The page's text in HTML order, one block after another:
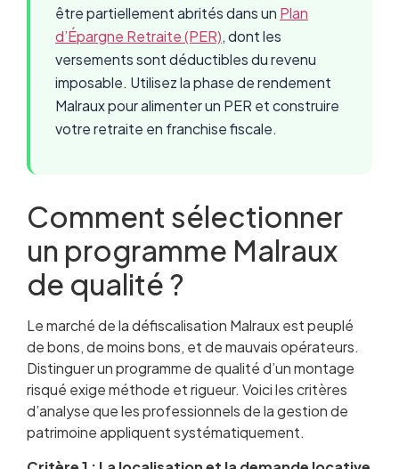
être partiellement abrités dans un Plan
d’Épargne Retraite (PER), dont les
versements sont déductibles du revenu
imposable. Utilisez la phase de rendement
Malraux pour alimenter un PER et construire
votre retraite en franchise fiscale.
Comment sélectionner
un programme Malraux
de qualité ?
Le marché de la défiscalisation Malraux est peuplé
de bons, de moins bons, et de mauvais opérateurs.
Distinguer un programme de qualité d’un montage
risqué exige méthode et rigueur. Voici les critères
d’analyse que les professionnels de la gestion de
patrimoine appliquent systématiquement.